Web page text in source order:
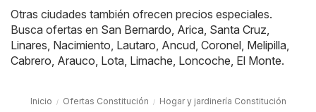
Otras ciudades también ofrecen precios especiales.
Busca ofertas en San Bernardo, Arica, Santa Cruz,
Linares, Nacimiento, Lautaro, Ancud, Coronel, Melipilla,
Cabrero, Arauco, Lota, Limache, Loncoche, El Monte.
Inicio Ofertas Constitución Hogar y jardinería Constitución